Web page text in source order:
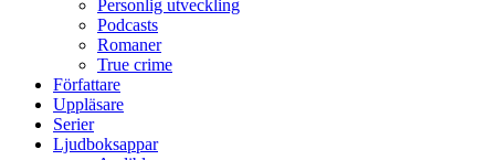
Personlig utveckling
Podcasts
Romaner
True crime
Författare
Uppläsare
Serier
Ljudboksappar